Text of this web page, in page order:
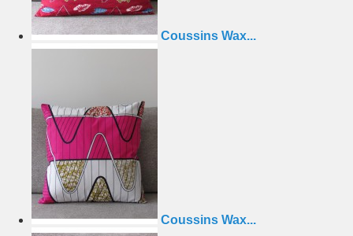
Coussins Wax...
Coussins Wax...